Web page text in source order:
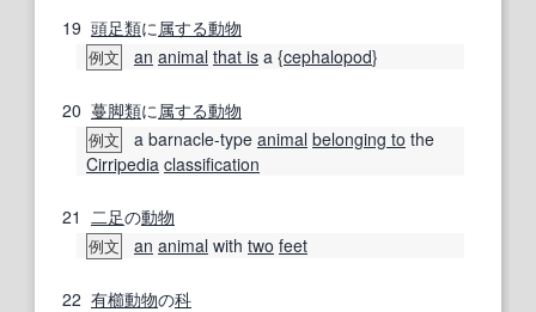
19 頭足類に 属する動物
例文 an animal that is a {cephalopod}
20 蔓脚類に 属する動物
例文 a barnacle-type animal belonging to the
Cirripedia classification
21 二足の動物
例文 an animal with two feet
22 有櫛動物の科